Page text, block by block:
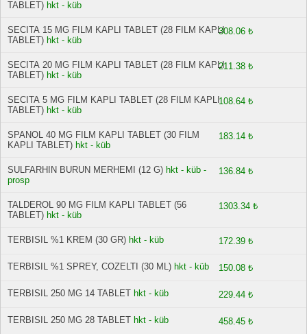
TABLET) hkt - küb
SECITA 15 MG FILM KAPLI TABLET (28 FILM KAPLI
TABLET) hkt - küb
308.06 ₺
SECITA 20 MG FILM KAPLI TABLET (28 FILM KAPLI
TABLET) hkt - küb
211.38 ₺
SECITA 5 MG FILM KAPLI TABLET (28 FILM KAPLI
TABLET) hkt - küb
108.64 ₺
SPANOL 40 MG FILM KAPLI TABLET (30 FILM
KAPLI TABLET) hkt - küb
183.14 ₺
SULFARHIN BURUN MERHEMI (12 G) hkt - küb -
prosp
136.84 ₺
TALDEROL 90 MG FILM KAPLI TABLET (56
TABLET) hkt - küb
1303.34 ₺
TERBISIL %1 KREM (30 GR) hkt - küb 172.39 ₺
TERBISIL %1 SPREY, COZELTI (30 ML) hkt - küb 150.08 ₺
TERBISIL 250 MG 14 TABLET hkt - küb 229.44 ₺
TERBISIL 250 MG 28 TABLET hkt - küb 458.45 ₺